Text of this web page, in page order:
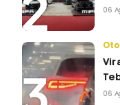
06
06